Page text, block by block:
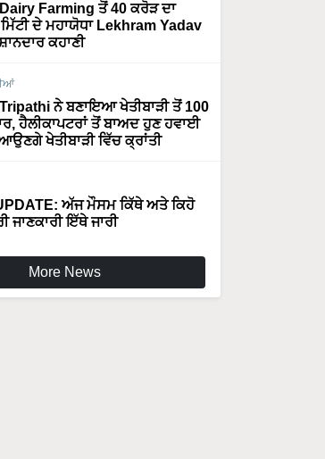
Farming ਤੋਂ 40 ਕਰੋੜ ਦਾ
ਦੇ ਮਹਾਯੋਧਾ Lekhram Yadav
ਕਹਾਣੀ
ਨੇ ਬਣਾਇਆ ਖੇਤੀਬਾੜੀ ਤੋਂ 100
ਹੈਲੀਕਾਪਟਰਾਂ ਤੋਂ ਬਾਅਦ ਹੁਣ ਹਵਾਈ
ਖੇਤੀਬਾੜੀ ਵਿੱਚ ਕ੍ਰਾਂਤੀ
ਅੱਜ ਮੌਸਮ ਕਿੱਥੇ ਅਤੇ ਕਿਹੋ
ਜਾਣਕਾਰੀ ਇੱਥੇ ਜਾਰੀ
More News